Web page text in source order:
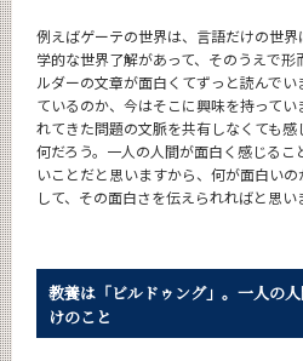
例えばゲーテの世界は、言語だけの世
学的な世界了解があって、そのうえで
ルダーの文章が面白くてずっと読んで
ているのか、今はそこに興味を持って
れてきた問題の文脈を共有しなくても
何だろう。一人の人間が面白く感じるこ
いことだと思いますから、何が面白い
して、その面白さを伝えられればと思い
教養は「ビルドゥング」。 一人の
けのこと